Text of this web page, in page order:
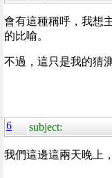
會有這種稱呼，我想
的比喻。
不過，這只是我的猜
6 subject:
我們這邊這兩天晚上